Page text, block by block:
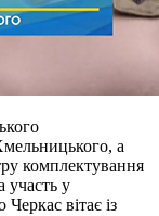
а
комплектування
участь у
вітає із